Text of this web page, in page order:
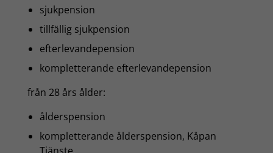
sjukpension
tillfällig sjukpension
efterlevandepension
kompletterande efterlevandepension
från 28 års ålder:
ålderspension
kompletterande ålderspension, Kåpan